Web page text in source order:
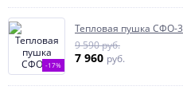
-17%
Тепловая пушка СФО-3
9 590 руб.
7 960 руб.